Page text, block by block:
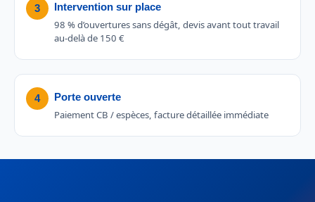
3 Intervention sur place
98 % d’ouvertures sans dégât, devis avant tout travail
au-delà de 150 €
4 Porte ouverte
Paiement CB / espèces, facture détaillée immédiate